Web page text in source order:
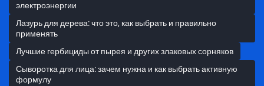
электроэнергии
Лазурь для дерева: что это, как выбрать и правильно
применять
Лучшие гербициды от пырея и других злаковых сорняков
Сыворотка для лица: зачем нужна и как выбрать активную
формулу